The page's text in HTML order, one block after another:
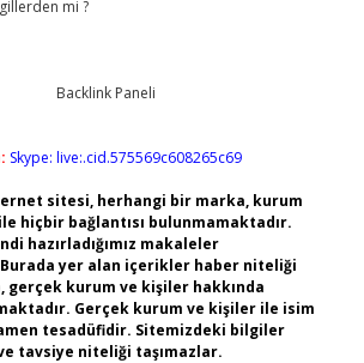
mi ?
Skype: live:.cid.575569c608265c69
sitesi, herhangi bir marka, kurum
hiçbir bağlantısı bulunmamaktadır.
hazırladığımız makaleler
Burada yer alan içerikler haber niteliği
gerçek kurum ve kişiler hakkında
Gerçek kurum ve kişiler ile isim
tesadüfidir. Sitemizdeki bilgiler
tavsiye niteliği taşımazlar.